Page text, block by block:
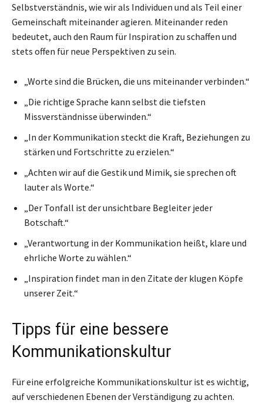
Selbstverständnis, wie wir als Individuen und als Teil einer
Gemeinschaft miteinander agieren. Miteinander reden
bedeutet, auch den Raum für Inspiration zu schaffen und
stets offen für neue Perspektiven zu sein.
„Worte sind die Brücken, die uns miteinander verbinden.“
„Die richtige Sprache kann selbst die tiefsten
Missverständnisse überwinden.“
„In der Kommunikation steckt die Kraft, Beziehungen zu
stärken und Fortschritte zu erzielen.“
„Achten wir auf die Gestik und Mimik, sie sprechen oft
lauter als Worte.“
„Der Tonfall ist der unsichtbare Begleiter jeder
Botschaft.“
„Verantwortung in der Kommunikation heißt, klare und
ehrliche Worte zu wählen.“
„Inspiration findet man in den Zitate der klugen Köpfe
unserer Zeit.“
Tipps für eine bessere
Kommunikationskultur
Für eine erfolgreiche Kommunikationskultur ist es wichtig,
auf verschiedenen Ebenen der Verständigung zu achten.